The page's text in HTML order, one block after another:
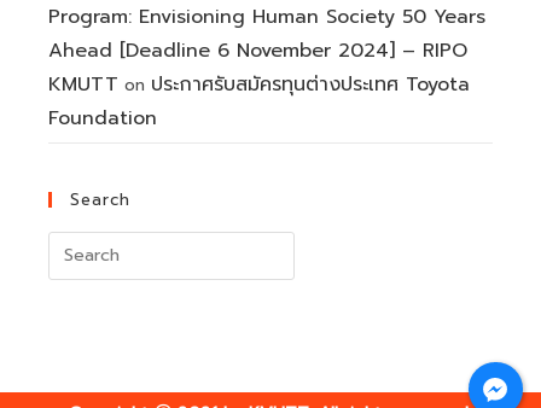
Program: Envisioning Human Society 50 Years
Ahead [Deadline 6 November 2024] – RIPO
KMUTT on ประกาศรับสมัครทุนต่างประเทศ Toyota
Foundation
Search
Search
for: